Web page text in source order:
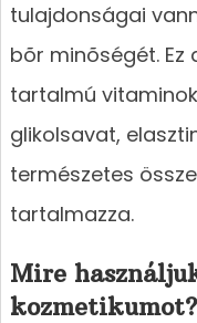
tulajdonságai
bõr minõségét.
tartalmú
glikolsavat,
természetes
tartalmazza.
Mire
kozmetikumot?